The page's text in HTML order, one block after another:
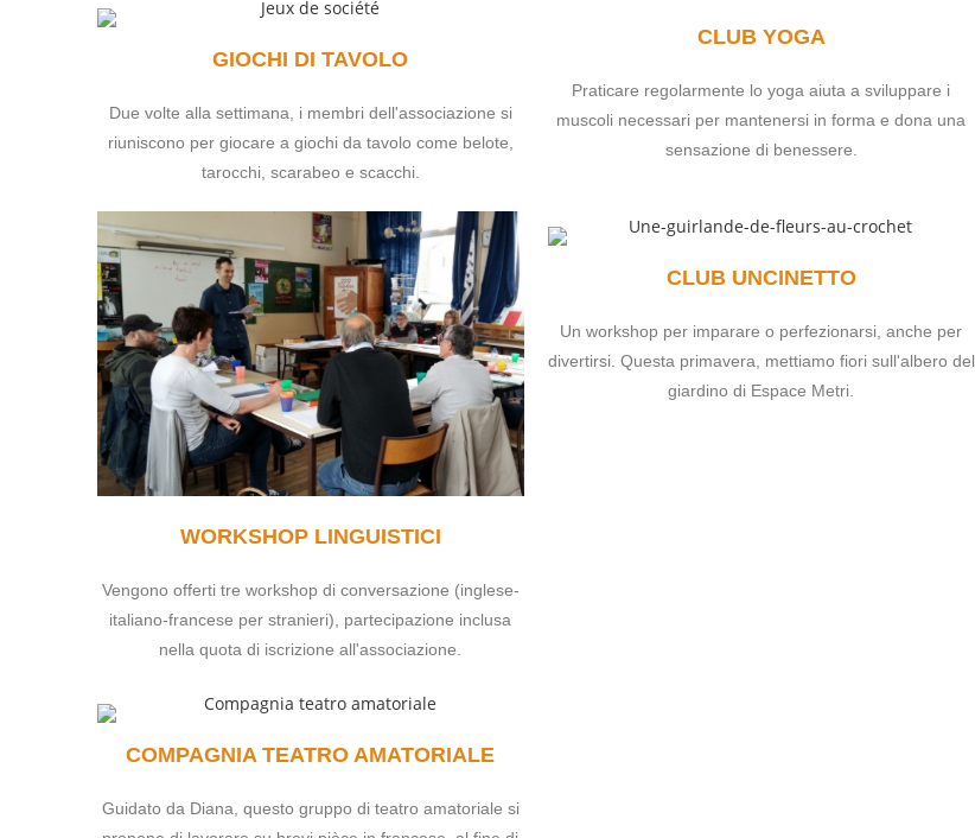
GIOCHI DI TAVOLO
Due volte alla settimana, i membri dell'associazione si
riuniscono per giocare a giochi da tavolo come belote,
tarocchi, scarabeo e scacchi.
CLUB YOGA
Praticare regolarmente lo yoga aiuta a sviluppare i
muscoli necessari per mantenersi in forma e dona una
sensazione di benessere.
WORKSHOP LINGUISTICI
Vengono offerti tre workshop di conversazione (inglese-
italiano-francese per stranieri), partecipazione inclusa
nella quota di iscrizione all'associazione.
CLUB UNCINETTO
Un workshop per imparare o perfezionarsi, anche per
divertirsi. Questa primavera, mettiamo fiori sull'albero del
giardino di Espace Metri.
COMPAGNIA TEATRO AMATORIALE
Guidato da Diana, questo gruppo di teatro amatoriale si